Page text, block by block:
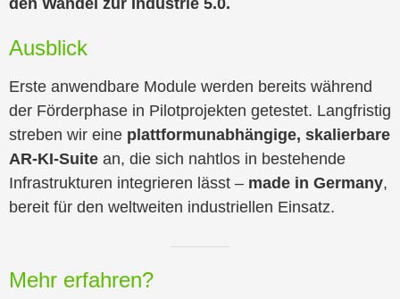
Ausblick
Erste anwendbare Module werden bereits während
der Förderphase in Pilotprojekten getestet. Langfristig
streben wir eine plattformunabhängige, skalierbare
AR-KI-Suite an, die sich nahtlos in bestehende
Infrastrukturen integrieren lässt – made in Germany,
bereit für den weltweiten industriellen Einsatz.
Mehr erfahren?